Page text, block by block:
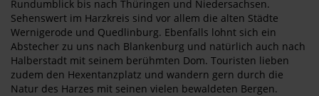
Rundumblick bis nach Thüringen und Niedersachsen.
Sehenswert im Harzkreis sind vor allem die alten Städte
Wernigerode und Quedlinburg. Ebenfalls lohnt sich ein
Abstecher zu uns nach Blankenburg und natürlich auch nach
Halberstadt mit seinem berühmten Dom. Touristen lieben
zudem den Hexentanzplatz und wandern gern durch die
Natur des Harzes mit seinen vielen bewaldeten Bergen.